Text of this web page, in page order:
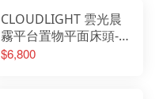
CLOUDLIGHT 雲光晨
霧平台置物平面床頭-5
尺
$6,800